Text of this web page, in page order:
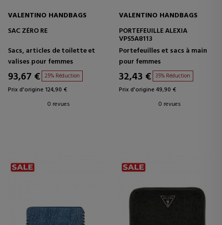
VALENTINO HANDBAGS
SAC ZÉRO RE
Sacs, articles de toilette et
valises pour femmes
93,67 € 25% Réduction
Prix d'origine 124,90 €
0 revues
VALENTINO HANDBAGS
PORTEFEUILLE ALEXIA
VPS5A8113
Portefeuilles et sacs à main
pour femmes
32,43 € 35% Réduction
Prix d'origine 49,90 €
0 revues